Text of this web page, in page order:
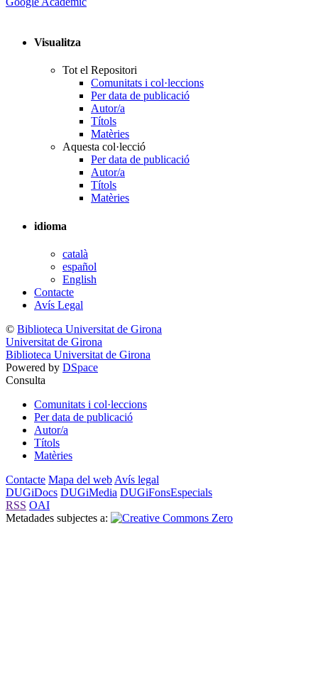
Visualitza
Tot el Repositori
Comunitats i col·leccions
Per data de publicació
Autor/a
Títols
Matèries
Aquesta col·lecció
Per data de publicació
Autor/a
Títols
Matèries
idioma
català
español
English
Contacte
Avís Legal
© Biblioteca Universitat de Girona
Universitat de Girona
Biblioteca Universitat de Girona
Powered by DSpace
Consulta
Comunitats i col·leccions
Per data de publicació
Autor/a
Títols
Matèries
Contacte Mapa del web Avís legal
DUGiDocs DUGiMedia DUGiFonsEspecials
RSS OAI
Metadades subjectes a: